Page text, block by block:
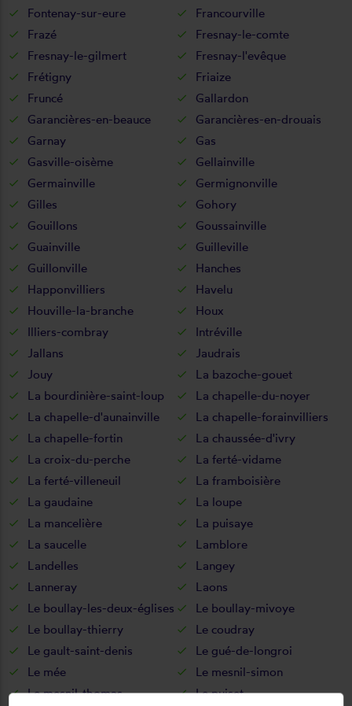
Fontenay-sur-eure
Francourville
Frazé
Fresnay-le-comte
Fresnay-le-gilmert
Fresnay-l'evêque
Frétigny
Friaize
Fruncé
Gallardon
Garancières-en-beauce
Garancières-en-drouais
Garnay
Gas
Gasville-oisème
Gellainville
Germainville
Germignonville
Gilles
Gohory
Gouillons
Goussainville
Guainville
Guilleville
Guillonville
Hanches
Happonvilliers
Havelu
Houville-la-branche
Houx
Illiers-combray
Intréville
Jallans
Jaudrais
Jouy
La bazoche-gouet
La bourdinière-saint-loup
La chapelle-du-noyer
La chapelle-d'aunainville
La chapelle-forainvilliers
La chapelle-fortin
La chaussée-d'ivry
La croix-du-perche
La ferté-vidame
La ferté-villeneuil
La framboisière
La gaudaine
La loupe
La mancelière
La puisaye
La saucelle
Lamblore
Landelles
Langey
Lanneray
Laons
Le boullay-les-deux-églises
Le boullay-mivoye
Le boullay-thierry
Le coudray
Le gault-saint-denis
Le gué-de-longroi
Le mée
Le mesnil-simon
Le mesnil-thomas
Le puiset